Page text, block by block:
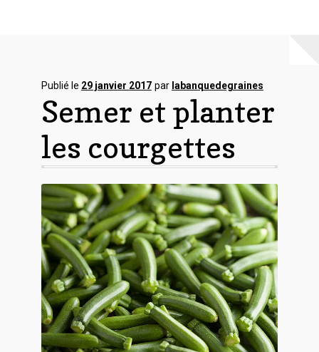
Contact
Publié le 29 janvier 2017 par labanquedegraines
Semer et planter
les courgettes